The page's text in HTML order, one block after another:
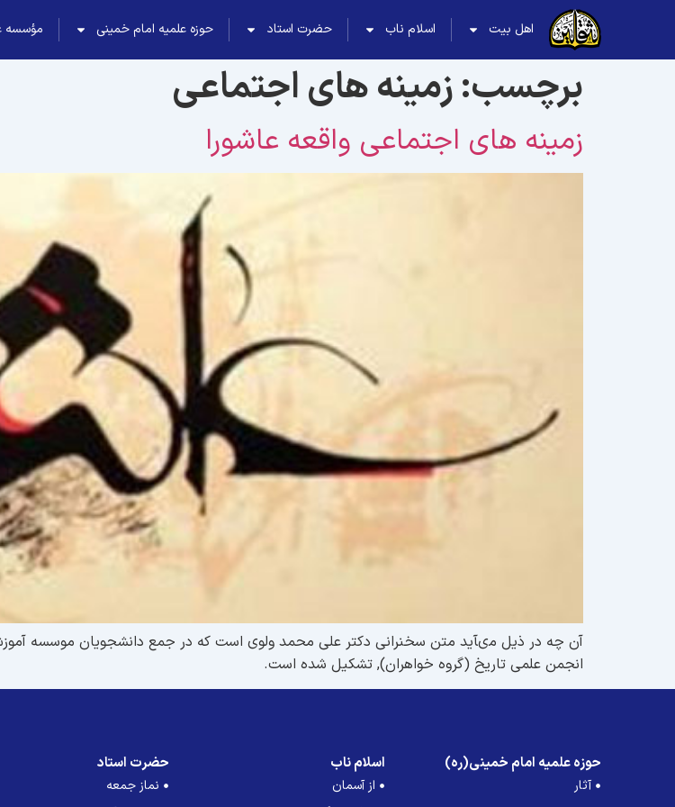
اهل بیت اسلام ناب حضرت استاد حوزه علمیه امام خمینی مؤسسه
برچسب:زمینه هاى اجتماعى
زمینه هاى اجتماعى واقعه عاشورا
آن چه در ذیل مىآید متن سخنرانى دکتر على محمد ولوى است که در جمع دانشجویان موسسه
انجمن علمى تاریخ (گروه خواهران), تشکیل شده است.
حوزه علمیه امام خمینی(ره)
آثار
اسلام ناب
از آسمان
حضرت استاد
نماز جمعه